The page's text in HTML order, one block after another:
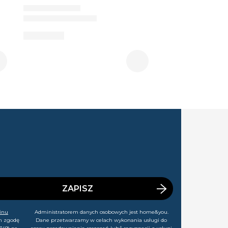
zgodę
ZAPISZ
Administratorem danych osobowych jest home&you.
Dane przetwarzamy w celach wykonania usługi do